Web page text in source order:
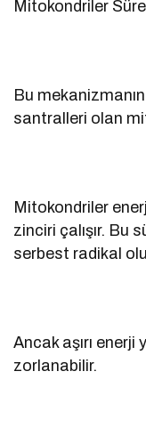
Mitokondriler
Bu
santralleri olan
Mitokondriler
zinciri çalışır. Bu
serbest radikal
Ancak aşırı
zorlanabilir.